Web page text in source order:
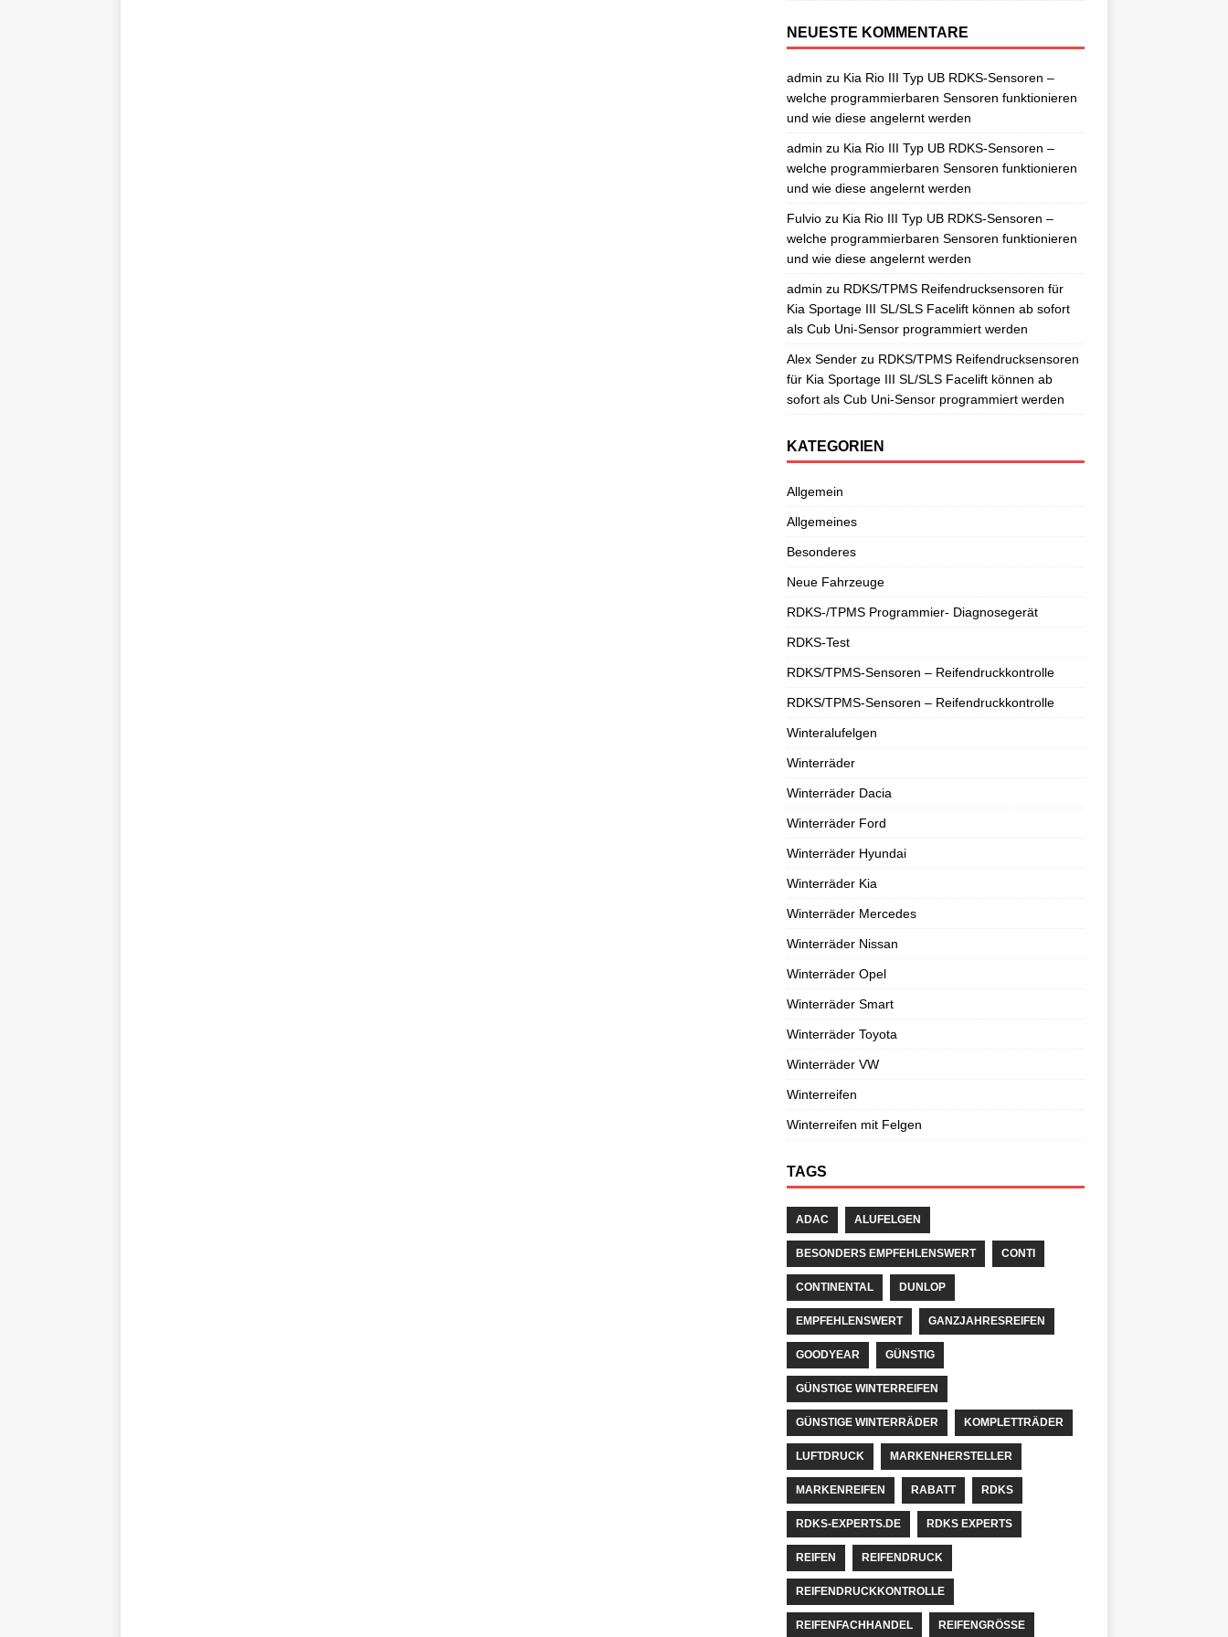
NEUESTE KOMMENTARE
admin zu Kia Rio III Typ UB RDKS-Sensoren –
welche programmierbaren Sensoren funktionieren
und wie diese angelernt werden
admin zu Kia Rio III Typ UB RDKS-Sensoren –
welche programmierbaren Sensoren funktionieren
und wie diese angelernt werden
Fulviozu Kia Rio III Typ UB RDKS-Sensoren –
welche programmierbaren Sensoren funktionieren
und wie diese angelernt werden
admin zu RDKS/TPMS Reifendrucksensoren für
Kia Sportage III SL/SLS Facelift können ab sofort
als Cub Uni-Sensor programmiert werden
Alex Senderzu RDKS/TPMS Reifendrucksensoren
für Kia Sportage III SL/SLS Facelift können ab
sofort als Cub Uni-Sensor programmiert werden
KATEGORIEN
Allgemein
Allgemeines
Besonderes
Neue Fahrzeuge
RDKS-/TPMS Programmier- Diagnosegerät
RDKS-Test
RDKS/TPMS-Sensoren – Reifendruckkontrolle
RDKS/TPMS-Sensoren – Reifendruckkontrolle
Winteralufelgen
Winterräder
Winterräder Dacia
Winterräder Ford
Winterräder Hyundai
Winterräder Kia
Winterräder Mercedes
Winterräder Nissan
Winterräder Opel
Winterräder Smart
Winterräder Toyota
Winterräder VW
Winterreifen
Winterreifen mit Felgen
TAGS
ADAC ALUFELGEN
BESONDERS EMPFEHLENSWERT CONTI
CONTINENTAL DUNLOP
EMPFEHLENSWERT GANZJAHRESREIFEN
GOODYEAR GÜNSTIG
GÜNSTIGE WINTERREIFEN
GÜNSTIGE WINTERRÄDER KOMPLETTRÄDER
LUFTDRUCK MARKENHERSTELLER
MARKENREIFEN RABATT RDKS
RDKS-EXPERTS.DE RDKS EXPERTS
REIFEN REIFENDRUCK
REIFENDRUCKKONTROLLE
REIFENFACHHANDEL REIFENGRÖSSE